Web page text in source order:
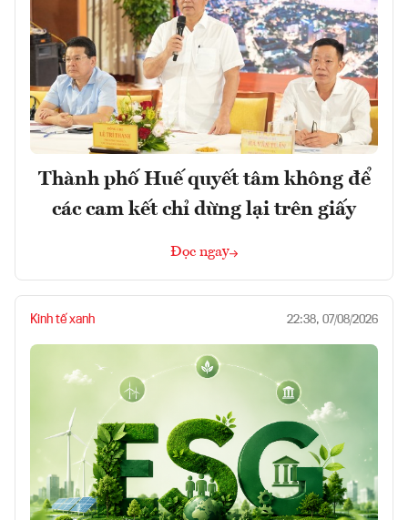
Thành phố Huế quyết tâm không để
các cam kết chỉ dừng lại trên giấy
Đọc ngay
Kinh tế xanh 22:38, 07/08/2026